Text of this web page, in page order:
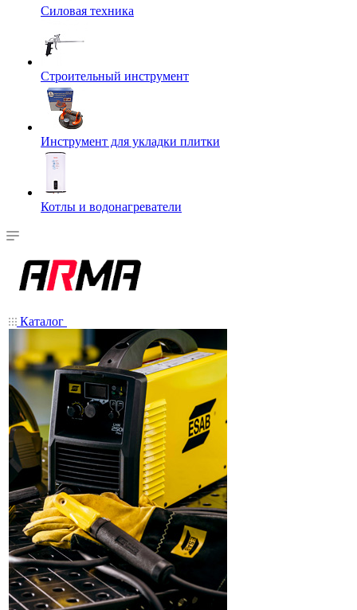
Силовая техника
Строительный инструмент
Инструмент для укладки плитки
Котлы и водонагреватели
Каталог